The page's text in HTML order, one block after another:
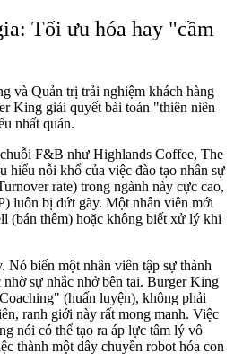
Tối ưu hóa hay "cầm
và Quản trị trải nghiệm khách hàng
King giải quyết bài toán "thiên niên
nhất quán.
F&B như Highlands Coffee, The
hiểu nỗi khổ của việc đào tạo nhân sự
rate) trong ngành này cực cao,
luôn bị đứt gãy. Một nhân viên mới
(bán thêm) hoặc không biết xử lý khi
Nó biến một nhân viên tập sự thành
sự nhắc nhở bên tai. Burger King
(huấn luyện), không phải
ranh giới này rất mong manh. Việc
nói có thể tạo ra áp lực tâm lý vô
thành một dây chuyền robot hóa con